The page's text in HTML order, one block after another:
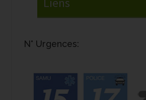
N° Urgences: